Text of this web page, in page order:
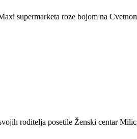
supermarketa roze bojom na
roditelja posetile Ženski centar